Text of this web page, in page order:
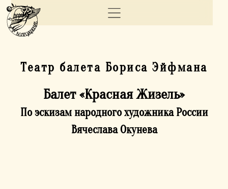
УСЛУГИ
ПОРТФОЛИО
ГОТОВЫЕ
РЕШЕНИЯ
Театр балета Бориса Эйфмана
Балет «Красная Жизель»
По эскизам народного художника России
Вячеслава Окунева